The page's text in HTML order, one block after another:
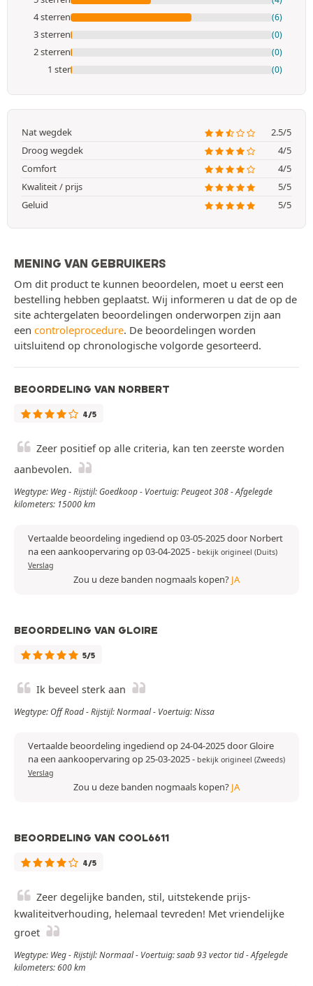
4 sterren (6)
3 sterren (0)
2 sterren (0)
1 ster (0)
Nat wegdek
2.5/5
Droog wegdek
4/5
Comfort
4/5
Kwaliteit / prijs
5/5
Geluid
5/5
MENING VAN GEBRUIKERS
Om dit product te kunnen beoordelen, moet u eerst een
bestelling hebben geplaatst. Wij informeren u dat de op de
site achtergelaten beoordelingen onderworpen zijn aan
een controleprocedure. De beoordelingen worden
uitsluitend op chronologische volgorde gesorteerd.
BEOORDELING VAN NORBERT
4/5
Zeer positief op alle criteria, kan ten zeerste worden
aanbevolen.
Wegtype: Weg - Rijstijl: Goedkoop - Voertuig: Peugeot 308 - Afgelegde
kilometers: 15000 km
Vertaalde beoordeling ingediend op 03-05-2025 door Norbert
na een aankoopervaring op 03-04-2025- bekijk origineel (Duits)
Verslag
Zou u deze banden nogmaals kopen? JA
BEOORDELING VAN GLOIRE
5/5
Ik beveel sterk aan
Wegtype: Off Road - Rijstijl: Normaal - Voertuig: Nissa
Vertaalde beoordeling ingediend op 24-04-2025 door Gloire
na een aankoopervaring op 25-03-2025- bekijk origineel (Zweeds)
Verslag
Zou u deze banden nogmaals kopen? JA
BEOORDELING VAN COOL6611
4/5
Zeer degelijke banden, stil, uitstekende prijs-
kwaliteitverhouding, helemaal tevreden! Met vriendelijke
groet
Wegtype: Weg - Rijstijl: Normaal - Voertuig: saab 93 vector tid - Afgelegde
kilometers: 600 km